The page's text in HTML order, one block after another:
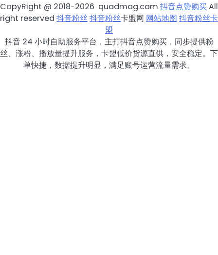
CopyRight @ 2018-2026 quadmag.com 抖音点赞购买All
right reserved 抖音粉丝抖音粉丝卡盟网 网站地图 抖音粉丝卡
盟
抖音 24 小时自助服务平台，主打抖音点赞购买，同步提供粉
丝、涨粉、播放量提升服务，卡盟低价货源直供，安全稳定。下
单快捷，数据提升明显，满足账号运营流量需求。